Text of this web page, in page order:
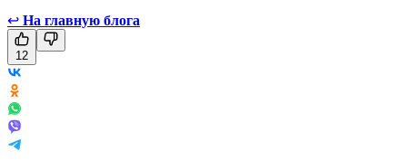
↩ На главную блога
12